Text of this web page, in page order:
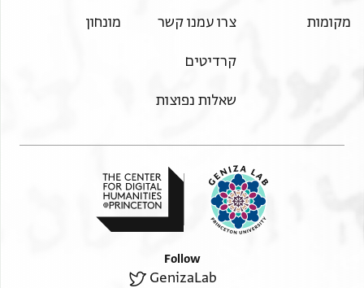
מקומות צרו עמנו קשר
קרדיטים
שאלות נפוצות
מונחון
Follow
GenizaLab